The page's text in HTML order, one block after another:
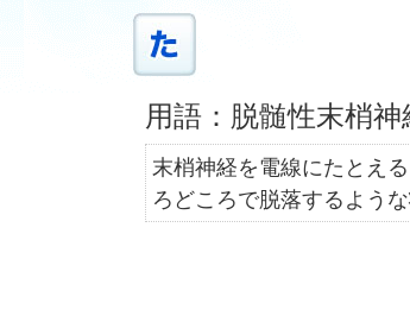
用語：脱髄性末梢
末梢神経を電線にたとえ
ろどころで脱落するよう